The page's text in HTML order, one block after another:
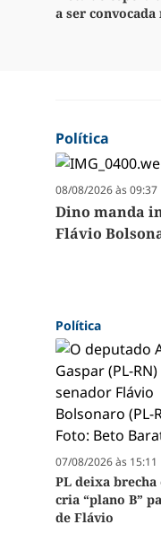
a ser convocada
Política
08/08/2026 às 09:37
Dino manda
Flávio
Política
07/08/2026 às 15:11
PL deixa brecha
cria “plano B”
de Flávio